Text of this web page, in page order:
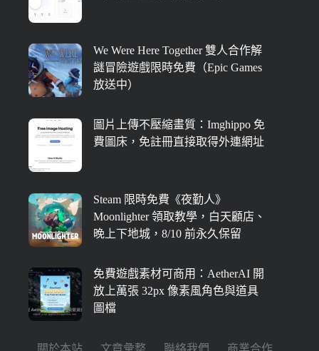
We Were Here Together 雙人合作解
謎冒險遊戲限時免費（Epic Games
放送中）
圖片上傳不壓縮畫質：Imghippo 免
費圖床，免註冊直接取得外連網址
Steam 限時免費《夜勤人》
Moonlighter 領取教學，白天顧店、
晚上下地城，8/10 前永久保留
免費遊戲素材可商用：AetherAI 開
放上萬張 32px 像素風角色與道具
圖檔
關於本站 文章彙整 聯絡我們 商業合作